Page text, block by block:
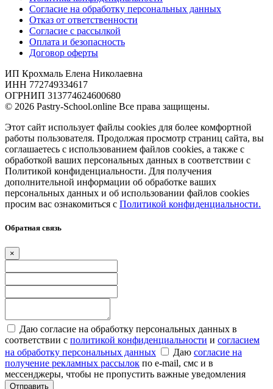
Согласие на обработку персональных данных
Отказ от ответственности
Согласие с рассылкой
Оплата и безопасность
Договор оферты
ИП Крохмаль Елена Николаевна
ИНН 772749334617
ОГРНИП 313774624600680
© 2026 Pastry-School.online Все права защищены.
Этот сайт использует файлы cookies для более комфортной
работы пользователя. Продолжая просмотр страниц сайта, вы
соглашаетесь с использованием файлов cookies, а также с
обработкой ваших персональных данных в соответствии с
Политикой конфиденциальности. Для получения
дополнительной информации об обработке ваших
персональных данных и об использовании файлов cookies
просим вас ознакомиться с Политикой конфиденциальности.
Обратная связь
×
Даю согласие на обработку персональных данных в
соответствии с политикой конфиденциальности и согласием
на обработку персональных данных
Даю согласие на
получение рекламных рассылок по e-mail, смс и в
мессенджеры, чтобы не пропустить важные уведомления
Отправить